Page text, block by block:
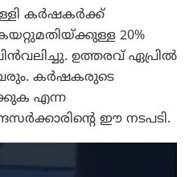
കർഷകർക്ക്
20%
ഉത്തരവ് ഏപ്രിൽ
കർഷകരുടെ
എന്ന
ഈ നടപടി.